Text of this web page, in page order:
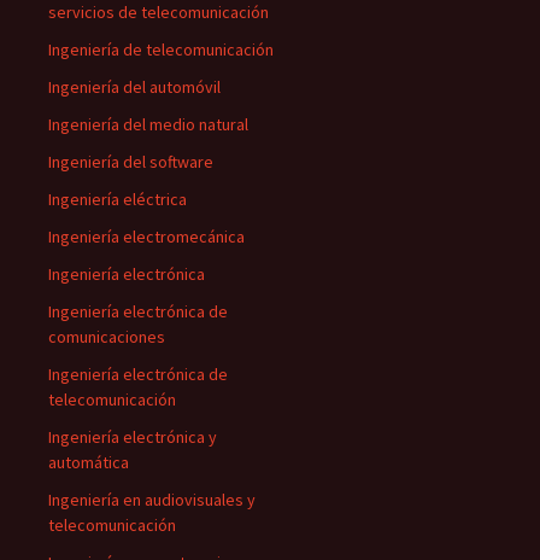
servicios de telecomunicación
Ingeniería de telecomunicación
Ingeniería del automóvil
Ingeniería del medio natural
Ingeniería del software
Ingeniería eléctrica
Ingeniería electromecánica
Ingeniería electrónica
Ingeniería electrónica de
comunicaciones
Ingeniería electrónica de
telecomunicación
Ingeniería electrónica y
automática
Ingeniería en audiovisuales y
telecomunicación